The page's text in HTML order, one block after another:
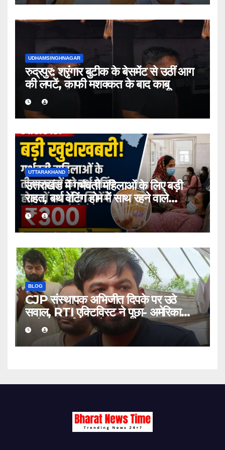
UDHAMSINGHNAGAR
रुद्रपुर: श्रृंगार बुटीक के बेसमेंट से उठीं आग
की लपटें, काफी मशक्कत के बाद काबू
UTTARAKHAND
उत्तराखंड में गर्भवती महिलाओं के लिए बड़ी
राहत, बर्थ वेटिंग होम में साथ रहने वाले
तीमारदार को मिलेंगे ₹300 प्रतिदिन
BLOG
CJP संस्थापक अभिजीत दिपके पर उठे
सवाल, RTI एक्टिविस्ट ने पूछा- अमेरिका
जाने का खर्च कहां से आया